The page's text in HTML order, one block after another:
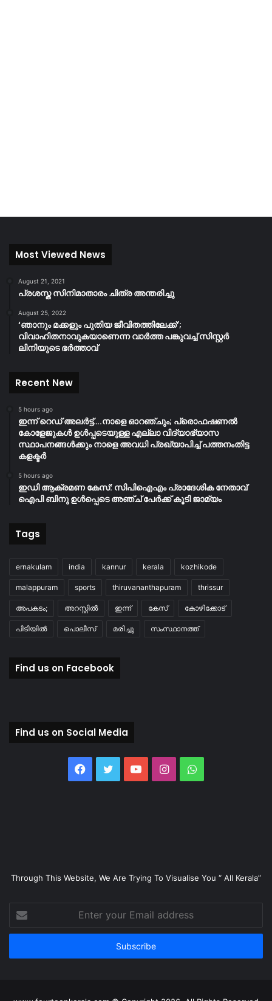
Most Viewed News
August 21, 2021
പ്രശസ്ത സിനിമാതാരം ചിത്ര അന്തരിച്ചു
August 25, 2022
‘ഞാനും മക്കളും പുതിയ ജീവിതത്തിലേക്ക്’;
വിവാഹിതനാവുകയാണെന്ന വാർത്ത പങ്കുവച്ച് സിസ്റ്റർ
ലിനിയുടെ ഭർത്താവ്
Recent New
5 hours ago
ഇന്ന് റെഡ് അലർട്ട്….നാളെ ഓറഞ്ചും; പ്രൊഫഷണൽ
കോളേജുകൾ ഉൾപ്പടെയുള്ള എല്ലാ വിദ്യാഭ്യാസ
സ്ഥാപനങ്ങൾക്കും നാളെ അവധി പ്രഖ്യാപിച്ച് പത്തനംതിട്ട
കളക്ടർ
5 hours ago
ഇഡി ആക്രമണ കേസ്: സിപിഐഎം പ്രാദേശിക നേതാവ്
ഐപി ബിനു ഉൾപ്പെടെ അഞ്ച് പേർക്ക് കൂടി ജാമ്യം
Tags
ernakulam india kannur kerala kozhikode
malappuram sports thiruvananthapuram thrissur
അപകടം; അറസ്റ്റിൽ ഇന്ന് കേസ് കോഴിക്കോട്
പിടിയിൽ പൊലീസ് മരിച്ചു സംസ്ഥാനത്ത്
Find us on Facebook
Find us on Social Media
Facebook
Twitter YouTubeInstagramWhatsApp
Through This Website, We Are Trying To Visualise You “ All Kerala”
your
Email